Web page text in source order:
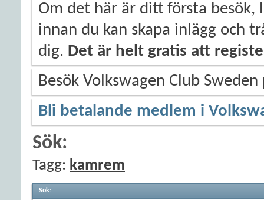
Om det här är ditt första besök,
innan du kan skapa inlägg och
dig. Det är helt gratis att
Besök Volkswagen Club
Bli betalande medlem i
Sök:
Tagg: kamrem
Sök: